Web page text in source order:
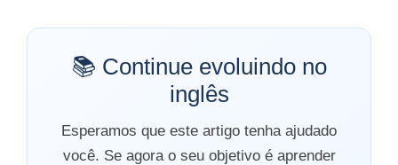
📚 Continue evoluindo no
inglês
Esperamos que este artigo tenha ajudado
você. Se agora o seu objetivo é aprender